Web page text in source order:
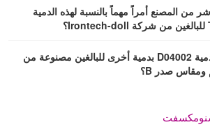
من المصنع أمراً مهماً بالنسبة لهذه الدمية
كيف يمكنني مقارنة دمية D04002 بدمية أخرى للبالغين مصنوعة من